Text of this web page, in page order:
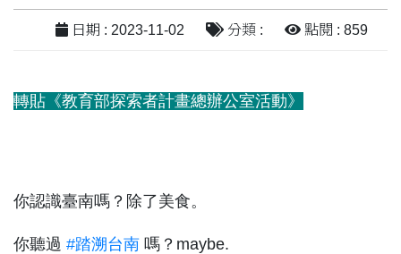
日期 : 2023-11-02 分類 : 點閱 : 859
轉貼《教育部探索者計畫總辦公室活動》
你認識臺南嗎？除了美食。
你聽過 #踏溯台南 嗎？maybe.